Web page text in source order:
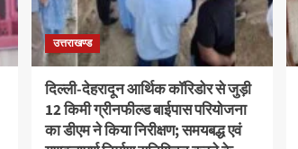
उत्तराखण्ड
दिल्ली-देहरादून आर्थिक कॉरिडोर से जुड़ी
12 किमी ग्रीनफील्ड बाईपास परियोजना
का डीएम ने किया निरीक्षण; समयबद्ध एवं